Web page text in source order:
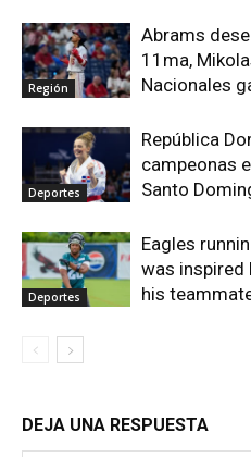
Región
Abrams
11ma,
Nacionales
Deportes
República
campeonas
Santo
Deportes
Eagles
was inspired
his
DEJA UNA RESPUESTA